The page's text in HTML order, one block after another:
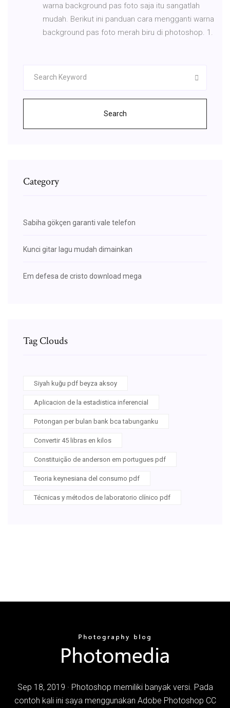
warna background pas foto saja itu sangatlah
mudah. Berikut ini panduan cara mengganti warna
background pas foto merah biru di photoshop. 1.
Search
Category
Sabiha gökçen garanti vale telefon
Kunci gitar lagu mudah dimainkan
Em defesa de cristo download mega
Tag Clouds
Siyah kuğu pdf beyza aksoy
Aplicacion de la estadistica inferencial
Potongan per bulan bank bca tabunganku
Convertir 45 libras en kilos
Constituição de anderson em portugues pdf
Teoria keynesiana del consumo pdf
Técnicas y métodos de laboratorio clínico pdf
Sep 18, 2019 · Photoshop memiliki banyak versi. Pada
contoh kali ini saya menggunakan Adobe Photoshop CC